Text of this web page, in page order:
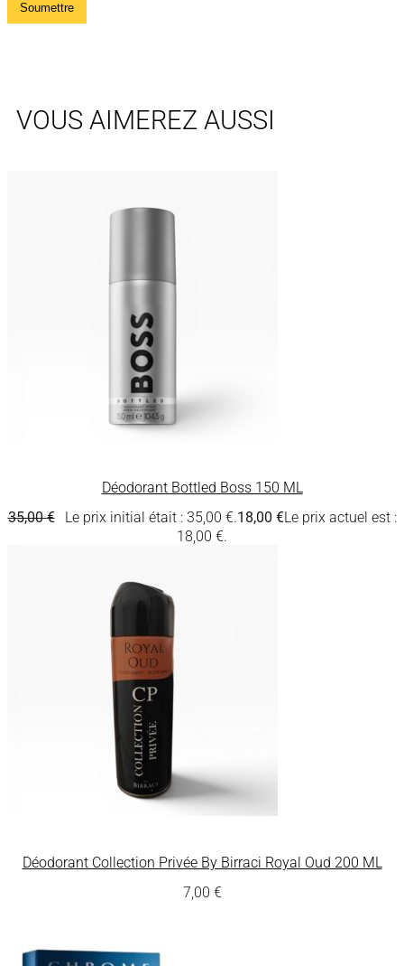
VOUS AIMEREZ AUSSI
Déodorant Bottled Boss 150 ML
35,00€ Le prix initial était : 35,00 €.18,00 €Le prix actuel est :
18,00 €.
Déodorant Collection Privée By Birraci Royal Oud 200 ML
7,00 €